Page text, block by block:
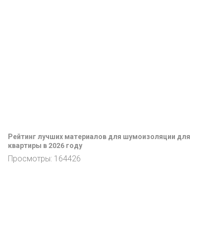
Рейтинг лучших материалов для шумоизоляции для
квартиры в 2026 году
Просмотры: 164426